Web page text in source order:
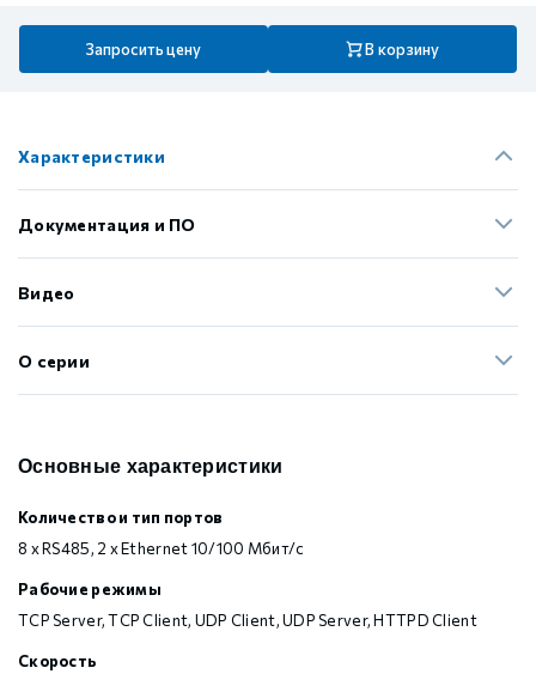
Запросить цену В корзину
Характеристики
Документация и ПО
Видео
О серии
Основные характеристики
Количество и тип портов
8 х RS485, 2 х Ethernet 10/100 Мбит/с
Рабочие режимы
TCP Server, TCP Client, UDP Client, UDP Server, HTTPD Client
Скорость